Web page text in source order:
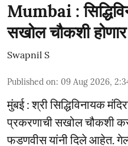
Mumbai :
सखोल चौकशी होणार
Swapnil S
Published on: 09 Aug 2026,
मुंबई : श्री सिद्धिविनायक
प्रकरणाची सखोल चौकशी
फडणवीस यांनी दिले आहेत.